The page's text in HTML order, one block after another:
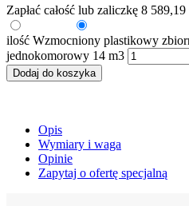
Zapłać całość lub zaliczkę 8 589,19
ilość Wzmocniony plastikowy
jednokomorowy 14 m3
Dodaj do koszyka
Opis
Wymiary i waga
Opinie
Zapytaj o ofertę specjalną